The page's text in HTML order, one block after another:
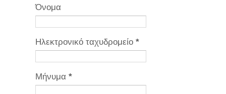
Όνομα
Ηλεκτρονικό ταχυδρομείο *
Μήνυμα *